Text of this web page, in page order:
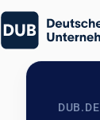
DUB.DE